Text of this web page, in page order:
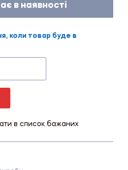
в наявності
коли товар буде в
в список бажаних